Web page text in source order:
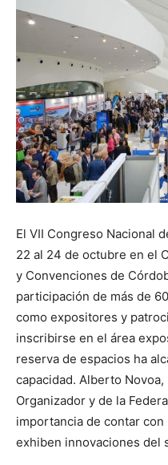
El VII Congreso Nacional
22 al 24 de octubre en el
y Convenciones de
participación de más de
como expositores y
inscribirse en el área
reserva de espacios ha
capacidad. Alberto
Organizador y de la
importancia de contar
exhiben innovaciones del